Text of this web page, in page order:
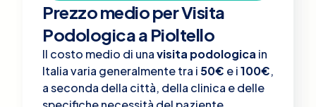
Prezzo medio per Visita
Podologica a Pioltello
Il costo medio di unavisita podologica in
Italia varia generalmente tra i 50€ e i100€,
a seconda della città, della clinica e delle